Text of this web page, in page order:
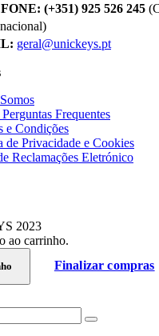
(+351) 925 526 245
geral@unickeys.pt
Frequentes
e Condições
de Privacidade e Cookies
Reclamações Eletrónico
2023
ao carrinho.
Finalizar compras